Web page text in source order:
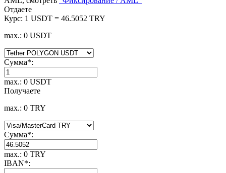
Отдаете
Курс: 1 USDT = 46.5052 TRY
max.: 0 USDT
Сумма*:
max.: 0 USDT
Получаете
max.: 0 TRY
Сумма*:
max.: 0 TRY
IBAN*: